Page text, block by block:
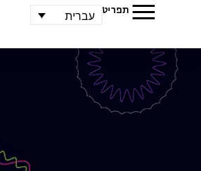
תפריט עברית